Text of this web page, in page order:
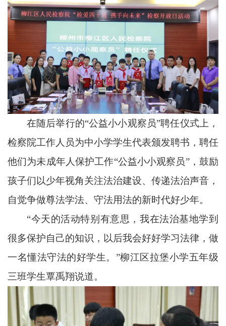
在随后举行的“公益小小观察员”聘任仪式上，
检察院工作人员为中小学学生代表颁发聘书，聘任
他们为未成年人保护工作“公益小小观察员”，鼓励
孩子们以少年视角关注法治建设、传递法治声音，
自觉争做尊法学法、守法用法的新时代好少年。
“今天的活动特别有意思，我在法治基地学到
很多保护自己的知识，以后我会好好学习法律，做
一名懂法守法的好学生。”柳江区拉堡小学五年级
三班学生覃禹翔说道。